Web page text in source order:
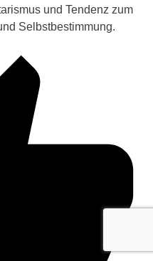
und Tendenz zum
Selbstbestimmung.